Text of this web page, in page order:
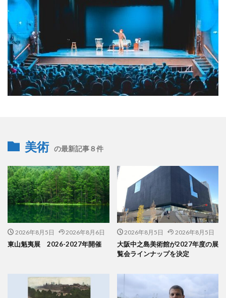
美術 の最新記事８件
2026年8月5日 2026年8月6日
東山魁夷展 2026-2027年開催
2026年8月5日 2026年8月5日
大阪中之島美術館が2027年度の展
覧会ラインナップを決定